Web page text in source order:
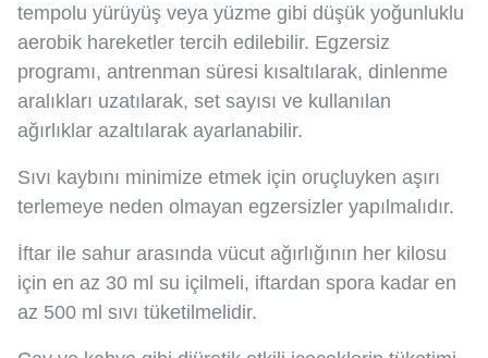
tempolu yürüyüş veya yüzme gibi düşük yoğunluklu
aerobik hareketler tercih edilebilir. Egzersiz
programı, antrenman süresi kısaltılarak, dinlenme
aralıkları uzatılarak, set sayısı ve kullanılan
ağırlıklar azaltılarak ayarlanabilir.
Sıvı kaybını minimize etmek için oruçluyken aşırı
terlemeye neden olmayan egzersizler yapılmalıdır.
İftar ile sahur arasında vücut ağırlığının her kilosu
için en az 30 ml su içilmeli, iftardan spora kadar en
az 500 ml sıvı tüketilmelidir.